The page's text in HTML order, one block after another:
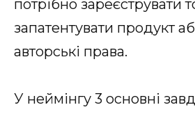
потрібно зареєструвати
запатентувати продукт
авторські права.
У неймінгу 3 основні